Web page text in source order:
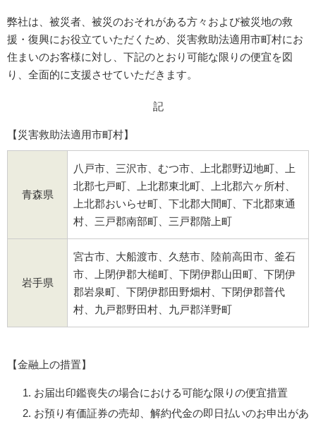
弊社は、被災者、被災のおそれがある方々および被災地の救
援・復興にお役立ていただくため、災害救助法適用市町村にお
住まいのお客様に対し、下記のとおり可能な限りの便宜を図
り、全面的に支援させていただきます。
記
【災害救助法適用市町村】
青森県
八戸市、三沢市、むつ市、上北郡野辺地町、上
北郡七戸町、上北郡東北町、上北郡六ヶ所村、
上北郡おいらせ町、下北郡大間町、下北郡東通
村、三戸郡南部町、三戸郡階上町
岩手県
宮古市、大船渡市、久慈市、陸前高田市、釜石
市、上閉伊郡大槌町、下閉伊郡山田町、下閉伊
郡岩泉町、下閉伊郡田野畑村、下閉伊郡普代
村、九戸郡野田村、九戸郡洋野町
【金融上の措置】
お届出印鑑喪失の場合における可能な限りの便宜措置
お預り有価証券の売却、解約代金の即日払いのお申出があ